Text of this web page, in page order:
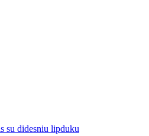
su didesniu lipduku